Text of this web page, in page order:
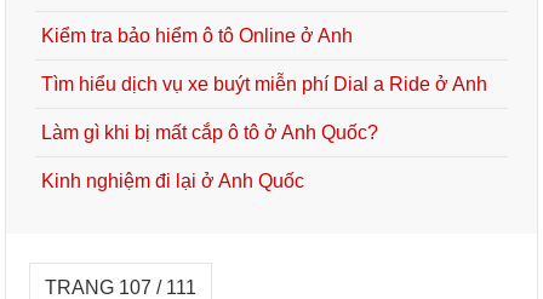
Kiểm tra bảo hiểm ô tô Online ở Anh
Tìm hiểu dịch vụ xe buýt miễn phí Dial a Ride ở Anh
Làm gì khi bị mất cắp ô tô ở Anh Quốc?
Kinh nghiệm đi lại ở Anh Quốc
TRANG 107 / 111